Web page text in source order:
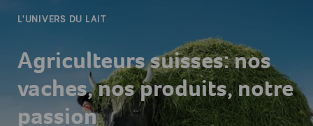
L'UNIVERS DU LAIT
Agriculteurs suisses: nos
vaches, nos produits, notre
passion